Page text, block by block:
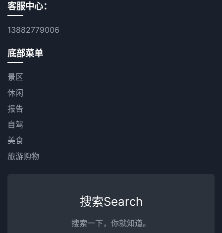
客服中心：
13882779006
底部菜单
景区
休闲
报告
自驾
美食
旅游购物
搜索Search
搜索一下，你就知道。